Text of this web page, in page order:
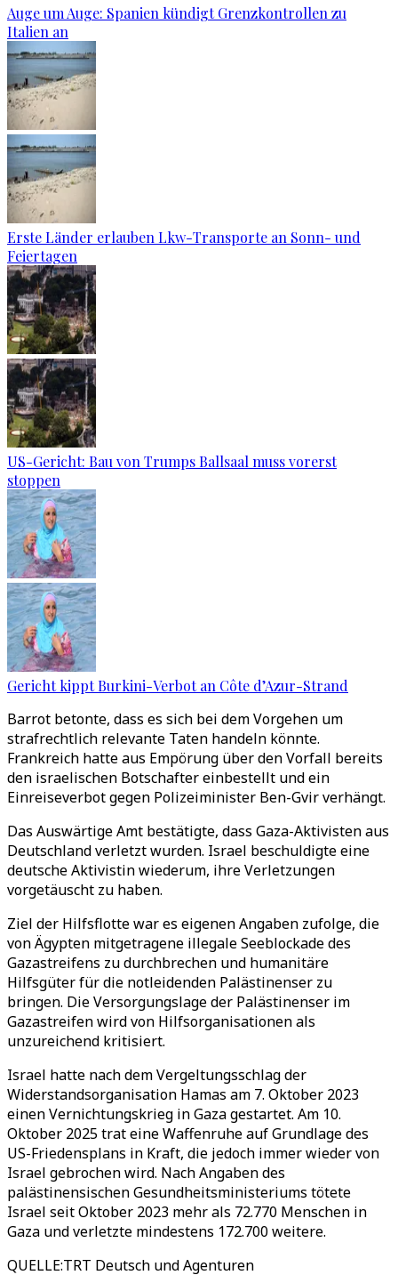
Auge um Auge: Spanien kündigt Grenzkontrollen zu
Italien an
Erste Länder erlauben Lkw-Transporte an Sonn- und
Feiertagen
US-Gericht: Bau von Trumps Ballsaal muss vorerst
stoppen
Gericht kippt Burkini-Verbot an Côte d’Azur-Strand
Barrot betonte, dass es sich bei dem Vorgehen um
strafrechtlich relevante Taten handeln könnte.
Frankreich hatte aus Empörung über den Vorfall bereits
den israelischen Botschafter einbestellt und ein
Einreiseverbot gegen Polizeiminister Ben-Gvir verhängt.
Das Auswärtige Amt bestätigte, dass Gaza-Aktivisten aus
Deutschland verletzt wurden. Israel beschuldigte eine
deutsche Aktivistin wiederum, ihre Verletzungen
vorgetäuscht zu haben.
Ziel der Hilfsflotte war es eigenen Angaben zufolge, die
von Ägypten mitgetragene illegale Seeblockade des
Gazastreifens zu durchbrechen und humanitäre
Hilfsgüter für die notleidenden Palästinenser zu
bringen. Die Versorgungslage der Palästinenser im
Gazastreifen wird von Hilfsorganisationen als
unzureichend kritisiert.
Israel hatte nach dem Vergeltungsschlag der
Widerstandsorganisation Hamas am 7. Oktober 2023
einen Vernichtungskrieg in Gaza gestartet. Am 10.
Oktober 2025 trat eine Waffenruhe auf Grundlage des
US-Friedensplans in Kraft, die jedoch immer wieder von
Israel gebrochen wird. Nach Angaben des
palästinensischen Gesundheitsministeriums tötete
Israel seit Oktober 2023 mehr als 72.770 Menschen in
Gaza und verletzte mindestens 172.700 weitere.
QUELLE:TRT Deutsch und Agenturen